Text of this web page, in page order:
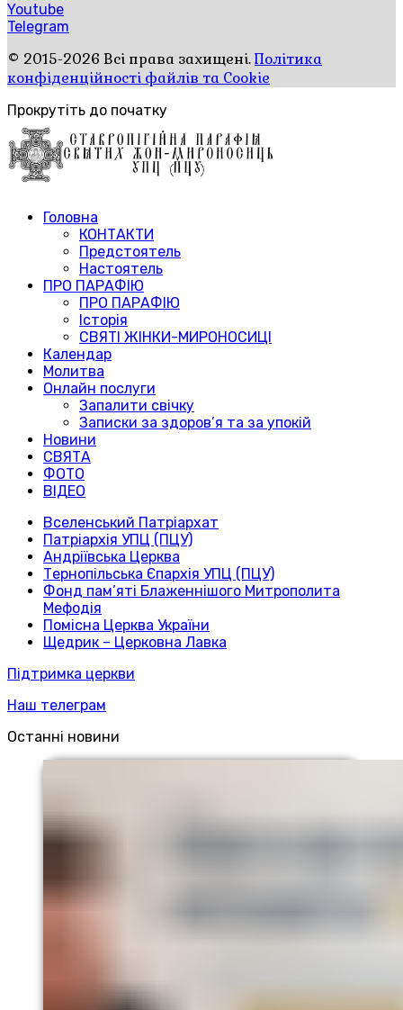
Youtube
Telegram
© 2015-2026 Всі права захищені.Політика
конфіденційності файлів та Cookie
Прокрутіть до початку
Головна
КОНТАКТИ
Предстоятель
Настоятель
ПРО ПАРАФІЮ
ПРО ПАРАФІЮ
Історія
СВЯТІ ЖІНКИ-МИРОНОСИЦІ
Календар
Молитва
Онлайн послуги
Запалити свічку
Записки за здоров’я та за упокій
Новини
СВЯТА
ФОТО
ВІДЕО
Вселенський Патріархат
Патріархія УПЦ (ПЦУ)
Андріївська Церква
Тернопільська Єпархія УПЦ (ПЦУ)
Фонд пам’яті Блаженнішого Митрополита
Мефодія
Помісна Церква України
Щедрик – Церковна Лавка
Підтримка церкви
Наш телеграм
Останні новини